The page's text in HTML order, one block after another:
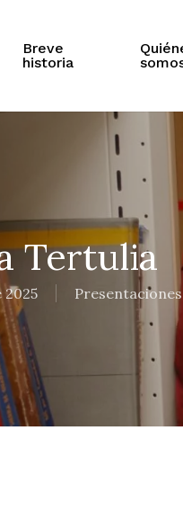
Breve
historia
Tertulia
2025 Presentaciones